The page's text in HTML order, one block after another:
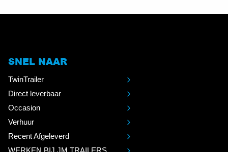
SNEL NAAR
TwinTrailer
Direct leverbaar
Occasion
Verhuur
Recent Afgeleverd